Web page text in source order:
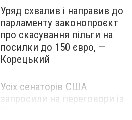
Уряд схвалив і направив до
парламенту законопроєкт
про скасування пільги на
посилки до 150 євро, —
Корецький
Усіх сенаторів США
запросили на переговори із